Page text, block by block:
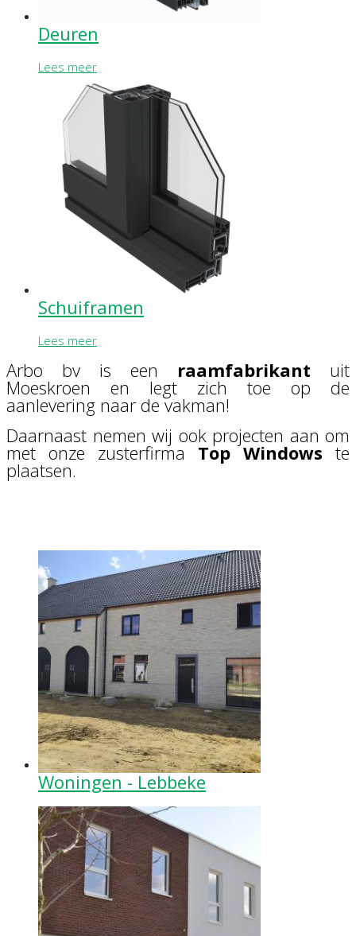
Deuren
Lees meer
Schuiframen
Lees meer
Arbo bv is een raamfabrikant uit
Moeskroen en legt zich toe op de
aanlevering naar de vakman!
Daarnaast nemen wij ook projecten aan om
met onze zusterfirma Top Windows te
plaatsen.
Woningen - Lebbeke